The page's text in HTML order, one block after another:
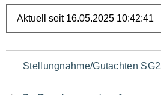
Navigation
für
Stellungnahme/Gutachten